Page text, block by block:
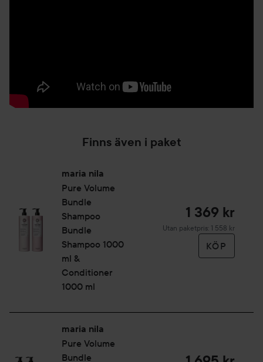
Finns även i paket
maria nila
Pure Volume
Bundle
Shampoo
Bundle
Shampoo 1000
ml &
Conditioner
1000 ml
1 369 kr
Utan paketpris: 1 558 kr
KÖP
maria nila
Pure Volume
Bundle